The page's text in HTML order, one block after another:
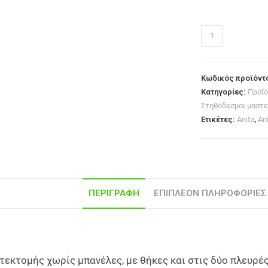
Κωδικός
Κατηγορίες:
Στηθόδεσμοι
Ετικέτες:Anita,
ΠΕΡΙΓΡΑΦΉ ΕΠΙΠΛΈΟΝ ΠΛΗΡΟΦΟΡΊΕΣ
χωρίς μπανέλες, με θήκες και στις δύο